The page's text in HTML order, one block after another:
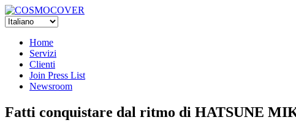
Home
Servizi
Clienti
Join Press List
Newsroom
Fatti conquistare dal ritmo di HATSUNE